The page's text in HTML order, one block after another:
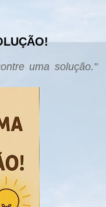
uma solução."